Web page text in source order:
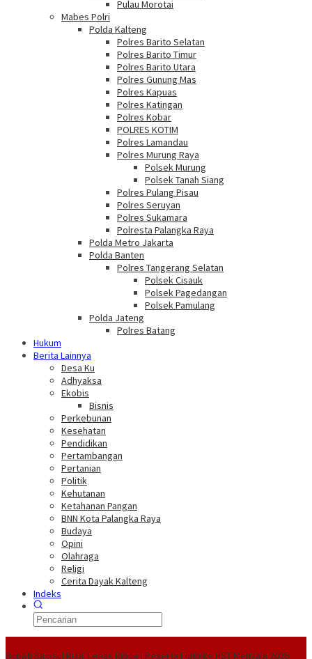
Pulau Morotai
Mabes Polri
Polda Kalteng
Polres Barito Selatan
Polres Barito Timur
Polres Barito Utara
Polres Gunung Mas
Polres Kapuas
Polres Katingan
Polres Kobar
POLRES KOTIM
Polres Lamandau
Polres Murung Raya
Polsek Murung
Polsek Tanah Siang
Polres Pulang Pisau
Polres Seruyan
Polres Sukamara
Polresta Palangka Raya
Polda Metro Jakarta
Polda Banten
Polres Tangerang Selatan
Polsek Cisauk
Polsek Pagedangan
Polsek Pamulang
Polda Jateng
Polres Batang
Hukum
Berita Lainnya
Desa Ku
Adhyaksa
Ekobis
Bisnis
Perkebunan
Kesehatan
Pendidikan
Pertambangan
Pertanian
Politik
Kehutanan
Ketahanan Pangan
BNN Kota Palangka Raya
Budaya
Opini
Olahraga
Religi
Cerita Dayak Kalteng
Indeks
Bupati Samsul Rizal Lepas Ribuan Peserta Funbike HST Menyala 2026